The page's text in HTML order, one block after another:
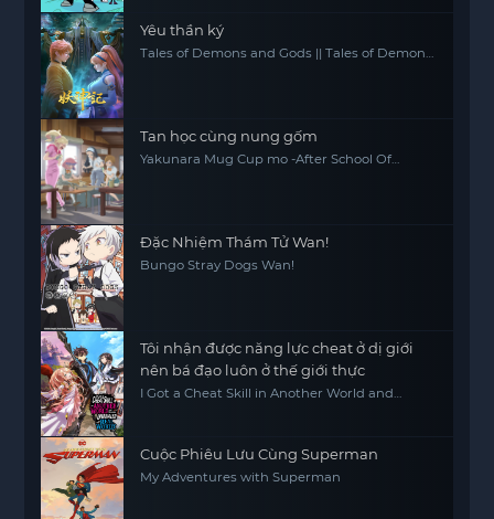
Yêu thần ký
Tales of Demons and Gods || Tales of Demon
Tan học cùng nung gốm
Yakunara Mug Cup mo -After School Of
Đặc Nhiệm Thám Tử Wan!
Bungo Stray Dogs Wan!
Tôi nhận được năng lực cheat ở dị giới
nên bá đạo luôn ở thế giới thực
I Got a Cheat Skill in Another World and
Cuộc Phiêu Lưu Cùng Superman
My Adventures with Superman